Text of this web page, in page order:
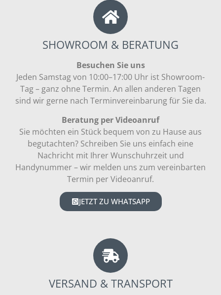
SHOWROOM & BERATUNG
Besuchen Sie uns
Jeden Samstag von 10:00–17:00 Uhr ist Showroom-
Tag – ganz ohne Termin. An allen anderen Tagen
sind wir gerne nach Terminvereinbarung für Sie da.
Beratung per Videoanruf
Sie möchten ein Stück bequem von zu Hause aus
begutachten? Schreiben Sie uns einfach eine
Nachricht mit Ihrer Wunschuhrzeit und
Handynummer – wir melden uns zum vereinbarten
Termin per Videoanruf.
JETZT ZU WHATSAPP
VERSAND & TRANSPORT